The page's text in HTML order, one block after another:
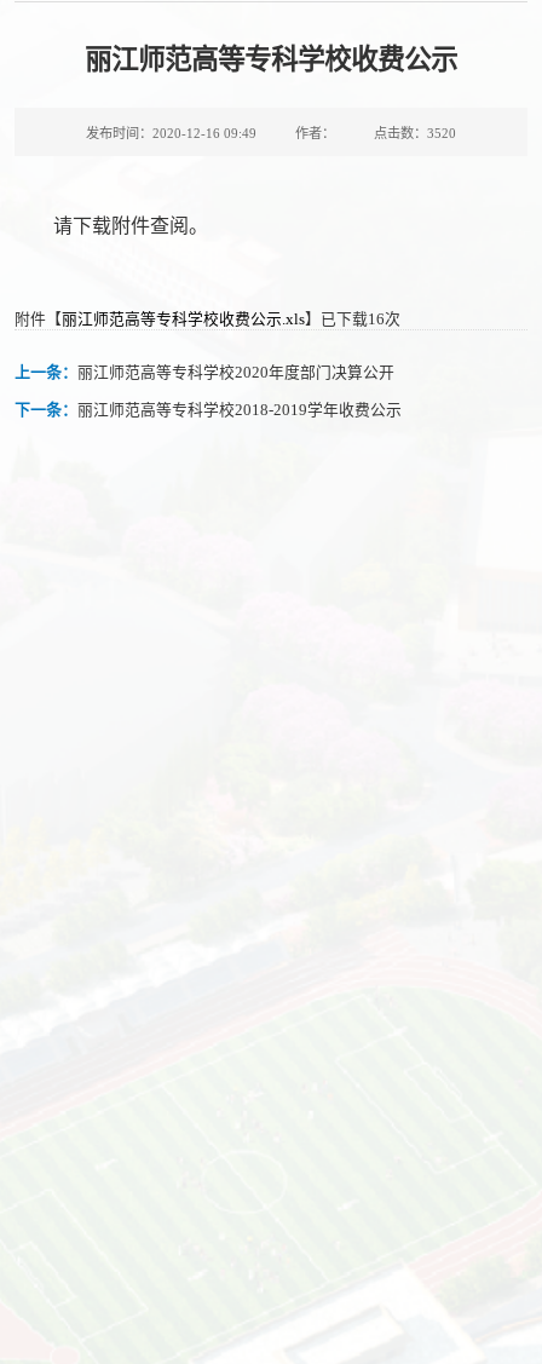
丽江师范高等专科学校收费公示
发布时间：2020-12-16 09:49 作者： 点击数： 3520
请下载附件查阅。
附件【丽江师范高等专科学校收费公示.xls】已下载16次
上一条： 丽江师范高等专科学校2020年度部门决算公开
下一条： 丽江师范高等专科学校2018-2019学年收费公示